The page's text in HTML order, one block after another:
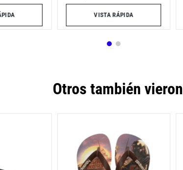
VISTA RÁPIDA
Otros también vieron